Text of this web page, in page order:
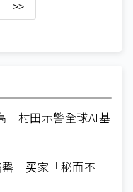
>>
村田示警全球AI基
罄 买家「秘而不